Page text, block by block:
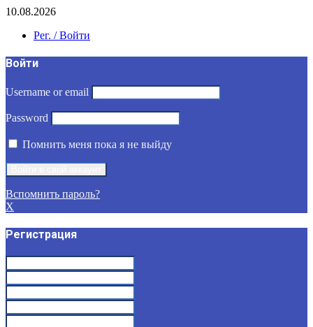
10.08.2026
Рег. / Войти
Войти
Username or email
Password
Помнить меня пока я не выйду
Вспомнить пароль?
X
Регистрация